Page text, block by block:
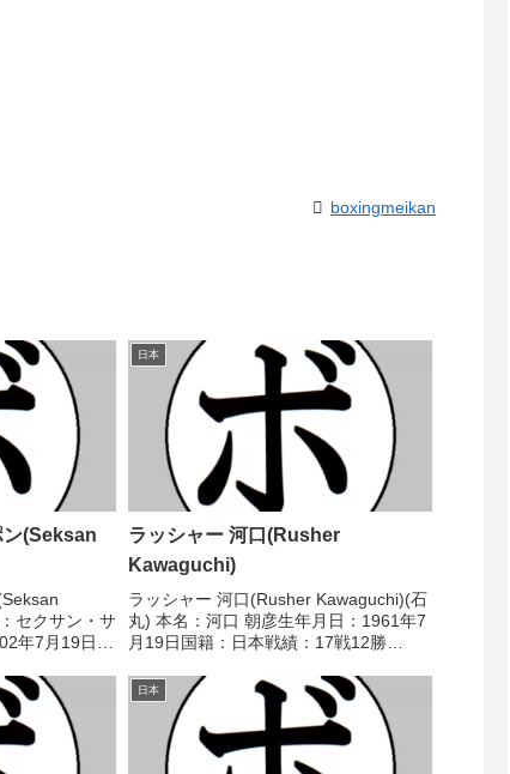
boxingmeikan
ン(Seksan
セクサン・サ
年7月19日国
2020/09/05
日本
ラッシャー 河口(Rusher
Kawaguchi)
ラッシャー 河口(Rusher Kawaguchi)(石
丸) 本名：河口 朝彦生年月日：1961年7
月19日国籍：日本戦績：17戦12勝
し 【戦歴】1980/11/08 ○4R判定 (採点
不明) 安永 ...
日本